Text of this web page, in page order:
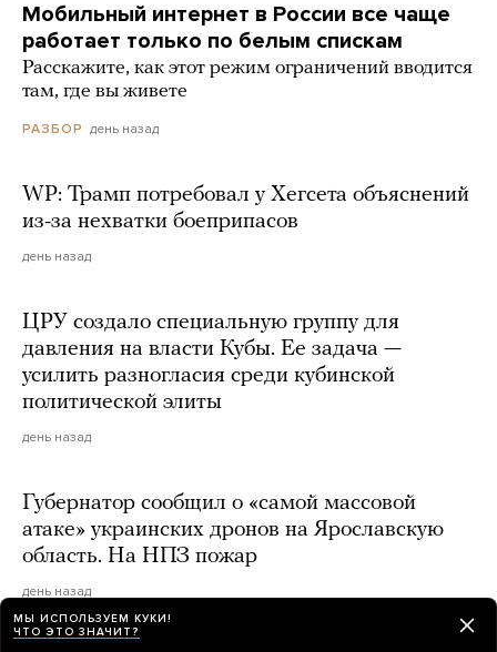
Мобильный интернет в России все чаще
работает только по белым спискам
Расскажите, как этот режим ограничений вводится
там, где вы живете
РАЗБОР день назад
WP: Трамп потребовал у Хегсета объяснений
из-за нехватки боеприпасов
день назад
ЦРУ создало специальную группу для
давления на власти Кубы. Ее задача —
усилить разногласия среди кубинской
политической элиты
день назад
Губернатор сообщил о «самой массовой
атаке» украинских дронов на Ярославскую
область. На НПЗ пожар
день назад
МЫ ИСПОЛЬЗУЕМ КУКИ!
ЧТО ЭТО ЗНАЧИТ?